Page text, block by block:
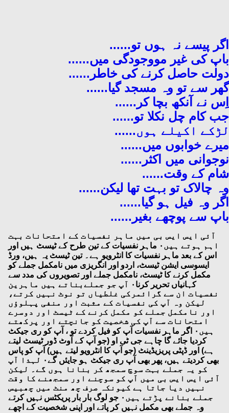
اگر پیسے نہ ہوں تو......
باپ کی غیر مووجودگی میں......
دولت حاصل کرنے کی خاطر......
گھر سے تو وہ مسجد گیا......
اِس نے آنکھ بچا کر......
جب کام چل نکلا تو......
لڑکے اکیلے ہوں......
میرے خوابوں میں......
نوجوانی میں اکثر......
شام کے وقت......
وہ چالاک تو بہت تھا لیکن......
اگر وہ فیل ہو گیا......
باپ سے پوچھے بغیر......
آئی ایس ایس بی میں ماہر نفسیات کے امتحانات بہت
اہم ہوتے ہیں۰ ماہر نفسیات کے تین طرح کے ٹیسٹ ہیں اور
اس کے بعد ماہر نفسیات کا انٹرویو ہے۔ تین ٹیسٹ یہ ہیں، ورڈ
ایسوسی ایشن ٹیسٹ، اردو اور انگریزی میں نامکمل جملے کو
مکمل کرنے کا ٹیسٹ، نامکمل جملے اور تصویروں کی مدد سے
کہانیاں تحریر کرنا۰ آپ جو جملےبناتے ہیں ماہرین
نفسیات ان سے گرائمرکی غلطیاں تو نوٹ نہیں کرتے،
لیکن وہ آپ کی نفسیات کے مثبت اور منفی پہلوؤں
اور نامکمل جملے کو مکمل کرنے کے ٹیسٹ اور دوسرے
امتحانات سے آپ کی شخصیت کو جانچتے اور پرکھتے
ہیں۰ اگر ماہر نفسیات آپ کو فیل کردے تو ، آپ کو ری جیکٹ
کردیا جائے گا چاہے جی ٹی او (جو آپ کے آوٹ ڈور ٹیسٹ لیتے
ہے) اور ڈپٹی پریزیڈینٹ (جو آپ کا انٹرویو لیتے ہیں) آپ کو پاس
بھی کردیتے ہیں، پھر بھی آپ ری جیکٹ ہو جایئں گے۰ لہذا آپ
کو یہ جملے بہت سوچ سمجھ کر بنانا ہوں گے۔ لیکن
آئی ایس ایس بی میں آپ کو سوچنے اور سمجھنے کا وقت
نہیں دیا جاتا ہے کیونکہ صرف چھ منٹ میں چھبیس
جملے بنانے پڑتے ہیں۰ جو لوگ بار بار پریکٹس نہیں کرتے
وہ جملے بھی مکمل نہیں کر پاتے اور اپنی شخصیت کے اچھے